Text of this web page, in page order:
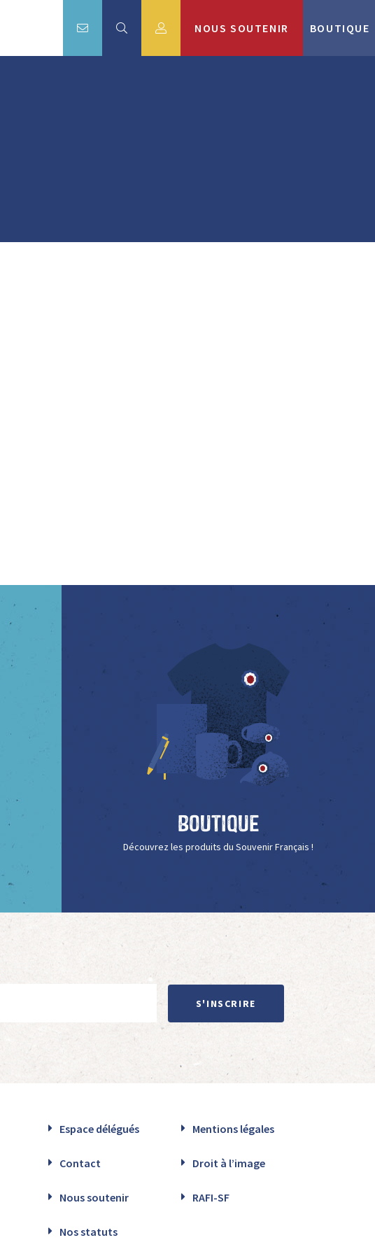
NOUS SOUTENIR BOUTIQUE
Boutique
Découvrez les produits du Souvenir Français !
S'INSCRIRE
Espace délégués Mentions légales
Contact Droit à l’image
Nous soutenir RAFI-SF
Nos statuts